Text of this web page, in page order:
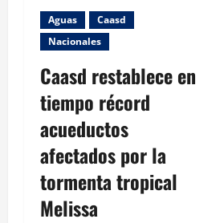
Aguas
Caasd
Nacionales
Caasd restablece en
tiempo récord
acueductos
afectados por la
tormenta tropical
Melissa